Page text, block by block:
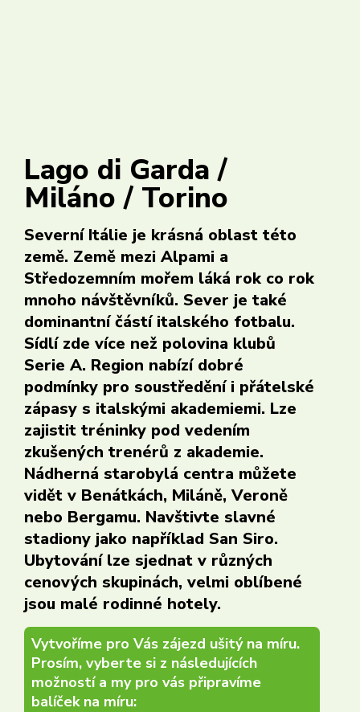
Lago di Garda /
Miláno / Torino
Severní Itálie je krásná oblast této
země. Země mezi Alpami a
Středozemním mořem láká rok co rok
mnoho návštěvníků. Sever je také
dominantní částí italského fotbalu.
Sídlí zde více než polovina klubů
Serie A. Region nabízí dobré
podmínky pro soustředění i přátelské
zápasy s italskými akademiemi. Lze
zajistit tréninky pod vedením
zkušených trenérů z akademie.
Nádherná starobylá centra můžete
vidět v Benátkách, Miláně, Veroně
nebo Bergamu. Navštivte slavné
stadiony jako například San Siro.
Ubytování lze sjednat v různých
cenových skupinách, velmi oblíbené
jsou malé rodinné hotely.
Vytvoříme pro Vás zájezd ušitý na míru.
Prosím, vyberte si z následujících
možností a my pro vás připravíme
balíček na míru: